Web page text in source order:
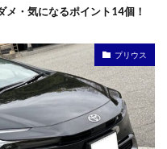
・気になるポイント14個！
プリウス